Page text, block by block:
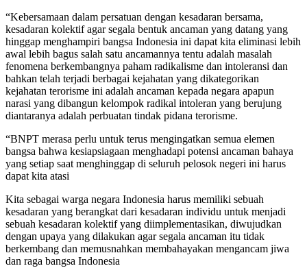
“Kebersamaan dalam persatuan dengan kesadaran bersama,
kesadaran kolektif agar segala bentuk ancaman yang datang yang
hinggap menghampiri bangsa Indonesia ini dapat kita eliminasi lebih
awal lebih bagus salah satu ancamannya tentu adalah masalah
fenomena berkembangnya paham radikalisme dan intoleransi dan
bahkan telah terjadi berbagai kejahatan yang dikategorikan
kejahatan terorisme ini adalah ancaman kepada negara apapun
narasi yang dibangun kelompok radikal intoleran yang berujung
diantaranya adalah perbuatan tindak pidana terorisme.
“BNPT merasa perlu untuk terus mengingatkan semua elemen
bangsa bahwa kesiapsiagaan menghadapi potensi ancaman bahaya
yang setiap saat menghinggap di seluruh pelosok negeri ini harus
dapat kita atasi
Kita sebagai warga negara Indonesia harus memiliki sebuah
kesadaran yang berangkat dari kesadaran individu untuk menjadi
sebuah kesadaran kolektif yang diimplementasikan, diwujudkan
dengan upaya yang dilakukan agar segala ancaman itu tidak
berkembang dan memusnahkan membahayakan mengancam jiwa
dan raga bangsa Indonesia